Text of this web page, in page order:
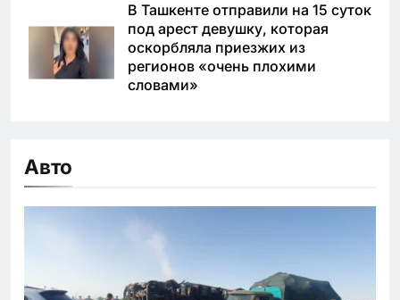
В Ташкенте отправили на 15 суток
под арест девушку, которая
оскорбляла приезжих из
регионов «очень плохими
словами»
Авто